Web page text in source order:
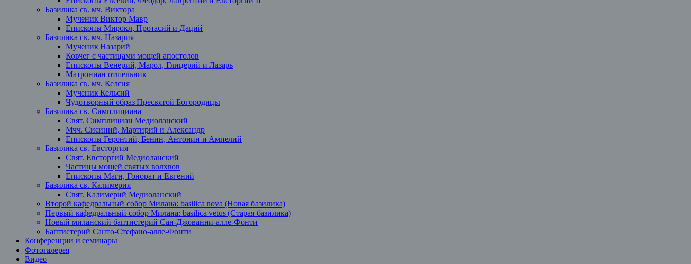
Базилика св. мч. Виктора
Мученик Виктор Мавр
Епископы Мирокл, Протасий и Даций
Базилика св. мч. Назария
Мученик Назарий
Ковчег с частицами мощей апостолов
Епископы Венерий, Марол, Глицерий и Лазарь
Матрониан отшельник
Базилика св. мч. Келсия
Мученик Кельсий
Чудотворный образ Пресвятой Богородицы
Базилика св. Симплициана
Свят. Симплициан Медиоланский
Мчч. Сисиний, Мартирий и Александр
Епископы Геронтий, Бенин, Антонин и Ампелий
Базилика св. Евсторгия
Свят. Евсторгий Медиоланский
Частицы мощей святых волхвов
Епископы Магн, Гонорат и Евгений
Базилика св. Калимерия
Свят. Калимерий Медиоланский
Второй кафедральный собор Милана: basilica nova (Новая базилика)
Первый кафедральный собор Милана: basilica vetus (Старая базилика)
Новый миланский баптистерий Сан-Джованни-алле-Фонти
Баптистерий Санто-Стефано-алле-Фонти
Конференции и семинары
Фотогалерея
Видео